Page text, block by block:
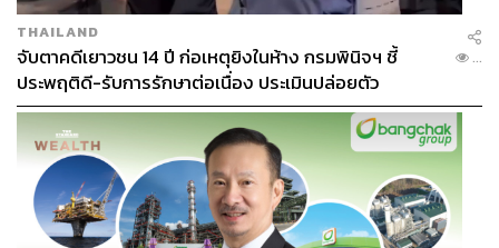
THAILAND
จับตาคดีเยาวชน 14 ปี ก่อเหตุยิงในห้าง กรมพินิจฯ ชี้
ประพฤติดี-รับการรักษาต่อเนื่อง ประเมินปล่อยตัว
...